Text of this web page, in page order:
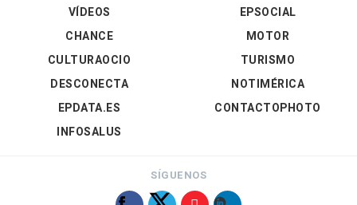
VÍDEOS
EPSOCIAL
CHANCE
CULTURAOCIO
DESCONECTA
EPDATA.ES
INFOSALUS
MOTOR
TURISMO
NOTIMÉRICA
CONTACTOPHOTO
SÍGUENOS